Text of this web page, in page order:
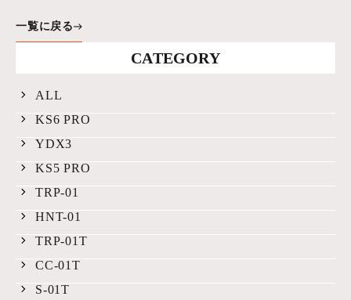
CATEGORY
ALL
KS6 PRO
YDX3
KS5 PRO
TRP-01
HNT-01
TRP-01T
CC-01T
S-01T
一覧に戻る